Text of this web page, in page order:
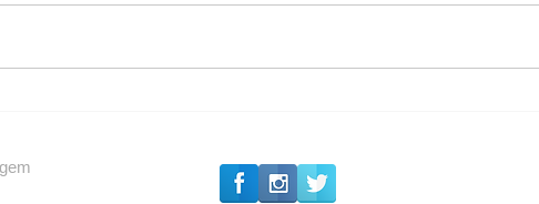
#Siga o Luxo_Aju